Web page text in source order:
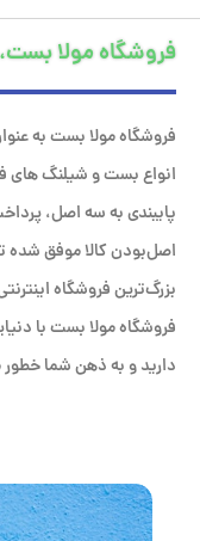
فروشگاه مولا
فروشگاه مولا بست به
انواع بست و شیلنگ های
اصل‌بودن کالا موفق شده
بزرگ‌ترین فروشگاه
فروشگاه مولا بست با
دارید و به ذهن شما خطور